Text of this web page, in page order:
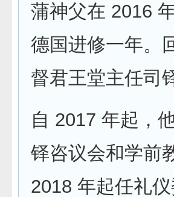
蒲神父在 2016
德国进修一年。
督君王堂主任司
自 2017 年起，
铎咨议会和学前
2018 年起任礼